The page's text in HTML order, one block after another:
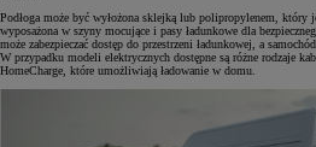
Podłoga może być wyłożona sklejką lub polipropylenem, który
wyposażona w szyny mocujące i pasy ładunkowe dla
może zabezpieczać dostęp do przestrzeni ładunkowej, a
W przypadku modeli elektrycznych dostępne są różne rodzaje
HomeCharge, które umożliwiają ładowanie w domu.